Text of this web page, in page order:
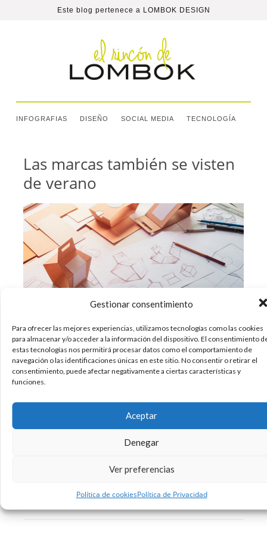
Gestionar consentimiento
Para ofrecer las mejores experiencias, utilizamos tecnologías como las cookies
para almacenar y/o acceder a la información del dispositivo. El consentimiento
estas tecnologías nos permitirá procesar datos como el comportamiento de
navegación o las identificaciones únicas en este sitio. No consentir o retirar el
consentimiento, puede afectar negativamente a ciertas características y
funciones.
Aceptar
Denegar
Ver preferencias
Política de cookiesPolítica de Privacidad
Este blog pertenece a LOMBOK DESIGN
INFOGRAFIAS DISEÑO SOCIAL MEDIA TECNOLOGÍA
Las marcas también se visten
de verano
Si eres algo despistado y todavía no te has dado
cuenta que el verano llama a tu puerta, no tienes
mas que pasearte por el lineal de cualquier
supermercado y ver los embalajes de los
aportando divertidos mensajes.
Leer más